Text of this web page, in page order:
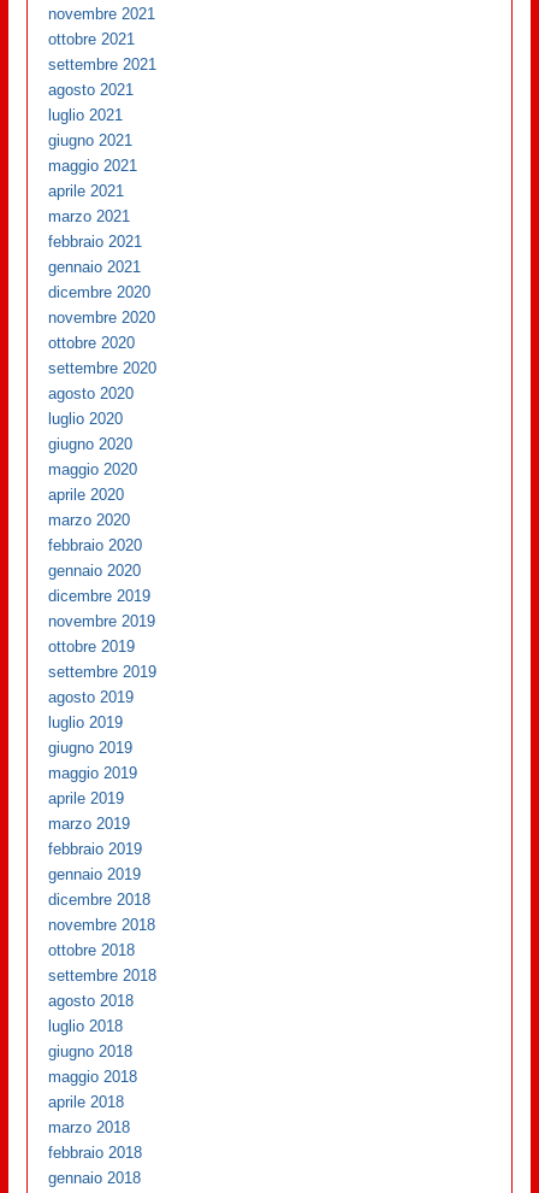
novembre 2021
ottobre 2021
settembre 2021
agosto 2021
luglio 2021
giugno 2021
maggio 2021
aprile 2021
marzo 2021
febbraio 2021
gennaio 2021
dicembre 2020
novembre 2020
ottobre 2020
settembre 2020
agosto 2020
luglio 2020
giugno 2020
maggio 2020
aprile 2020
marzo 2020
febbraio 2020
gennaio 2020
dicembre 2019
novembre 2019
ottobre 2019
settembre 2019
agosto 2019
luglio 2019
giugno 2019
maggio 2019
aprile 2019
marzo 2019
febbraio 2019
gennaio 2019
dicembre 2018
novembre 2018
ottobre 2018
settembre 2018
agosto 2018
luglio 2018
giugno 2018
maggio 2018
aprile 2018
marzo 2018
febbraio 2018
gennaio 2018